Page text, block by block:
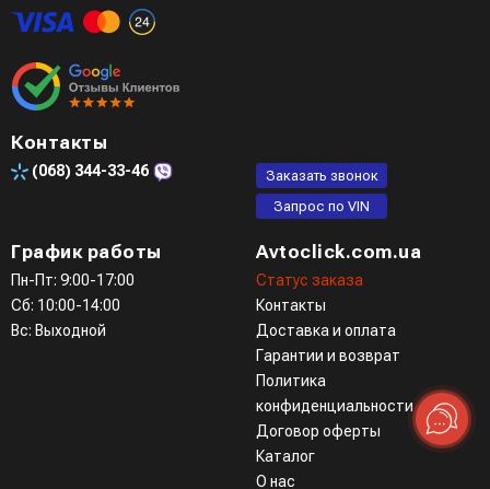
мессенджеры (viber, telegram)
Контакты
(068) 344-33-46
Заказать звонок
Запрос по VIN
График работы
Пн-Пт: 9:00-17:00
Сб: 10:00-14:00
Вс: Выходной
Avtoclick.com.ua
Статус заказа
Контакты
Доставка и оплата
Гарантии и возврат
Политика
конфиденциальности
Договор оферты
Каталог
О нас